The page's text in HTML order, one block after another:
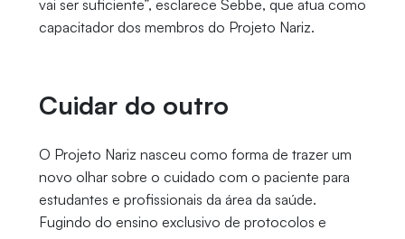
vai ser suficiente”, esclarece Sebbe, que atua como
capacitador dos membros do Projeto Nariz.
Cuidar do outro
O Projeto Nariz nasceu como forma de trazer um
novo olhar sobre o cuidado com o paciente para
estudantes e profissionais da área da saúde.
Fugindo do ensino exclusivo de protocolos e